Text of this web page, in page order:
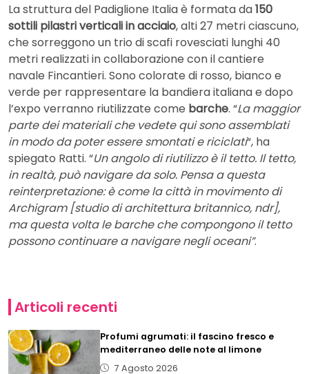
La struttura del Padiglione Italia è formata da150
sottili pilastri verticali in acciaio, alti 27 metri ciascuno,
che sorreggono un trio di scafi rovesciati lunghi 40
metri realizzati in collaborazione con il cantiere
navale Fincantieri. Sono colorate di rosso, bianco e
verde per rappresentare la bandiera italiana e dopo
l’expo verranno riutilizzate come barche. “La maggior
parte dei materiali che vedete qui sono assemblati
in modo da poter essere smontati e riciclati“, ha
spiegato Ratti. “Un angolo di riutilizzo è il tetto. Il tetto,
in realtà, può navigare da solo. Pensa a questa
reinterpretazione: è come la città in movimento di
Archigram [studio di architettura britannico, ndr],
ma questa volta le barche che compongono il tetto
possono continuare a navigare negli oceani”.
Articoli recenti
Profumi agrumati: il fascino fresco e
mediterraneo delle note al limone
7 Agosto 2026